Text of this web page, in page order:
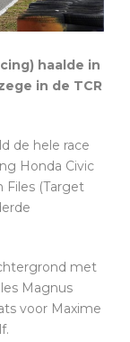
haalde in
in de TCR
de hele race
Honda Civic
Files (Target
met
Magnus
voor Maxime